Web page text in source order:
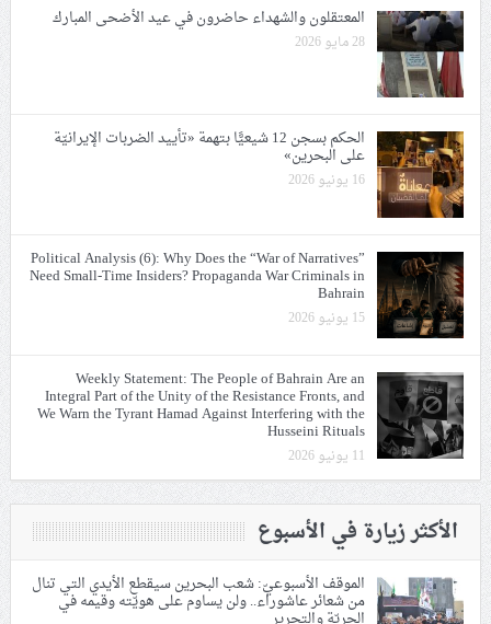
المعتقلون والشهداء حاضرون في عيد الأضحى المبارك
28 مايو 2026
الحكم بسجن 12 شيعيًّا بتهمة «تأييد الضربات الإيرانيّة
على البحرين»
16 يونيو 2026
Political Analysis (6): Why Does the “War of Narratives”
Need Small-Time Insiders? Propaganda War Criminals in
Bahrain
15 يونيو 2026
Weekly Statement: The People of Bahrain Are an
Integral Part of the Unity of the Resistance Fronts, and
We Warn the Tyrant Hamad Against Interfering with the
Husseini Rituals
11 يونيو 2026
الأكثر زيارة في الأسبوع
الموقف الأسبوعيّ: شعب البحرين سيقطع الأيدي التي تنال
من شعائر عاشوراء.. ولن يساوم على هويّته وقيمه في